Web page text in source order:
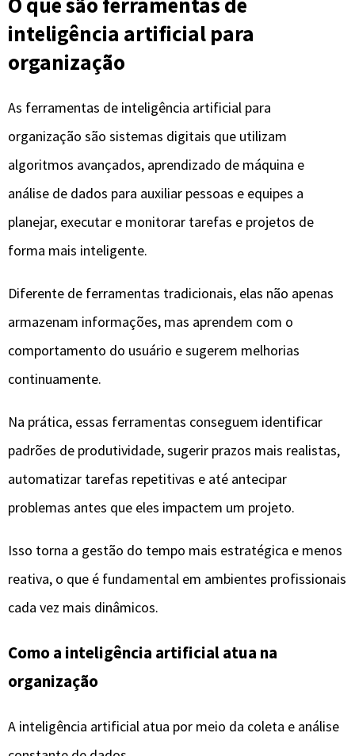
forma mais inteligente.
Diferente de ferramentas tradicionais, elas não apenas
comportamento do usuário e sugerem melhorias
continuamente.
Na prática, essas ferramentas conseguem identificar
padrões de produtividade, sugerir prazos mais realistas,
automatizar tarefas repetitivas e até antecipar
Isso torna a gestão do tempo mais estratégica e menos
reativa, o que é fundamental em ambientes profissionais
cada vez mais dinâmicos.
Como a inteligência artificial atua na
organização
A inteligência artificial atua por meio da coleta e análise
constante de dados.
Cada interação do usuário — como criação de tarefas,
atrasos, mudanças de prioridade ou tempo gasto —
alimenta o sistema, que passa a entender melhor o fluxo
de trabalho.
Com base nesses dados, a IA pode reorganizar listas de
tarefas automaticamente, sugerir prioridades, enviar
alertas inteligentes e adaptar o planejamento conforme